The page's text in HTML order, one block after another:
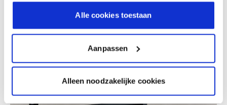
Alle cookies toestaan
Aanpassen
Alleen noodzakelijke cookies